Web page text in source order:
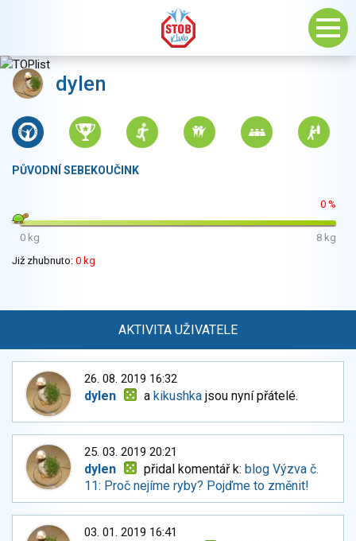
dylen
PŮVODNÍ SEBEKOUČINK
0 %
0 kg
8 kg
Již zhubnuto: 0 kg
AKTIVITA UŽIVATELE
26. 08. 2019 16:32
dylen a kikushka jsou nyní přátelé.
25. 03. 2019 20:21
dylen přidal komentář k: blog Výzva č.
11: Proč nejíme ryby? Pojďme to změnit!
03. 01. 2019 16:41